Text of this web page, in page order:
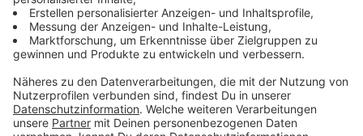
Oder das Loch in der Mitte der Nudelkelle. Nein, das
ist nicht nur zum Ablaufen des Wassers da. Damit
könnt ihr auch ungefähr eine Portion Spaghetti
Kleine Tricks, die plötzlich alles sinnvoller machen.
Anzeige